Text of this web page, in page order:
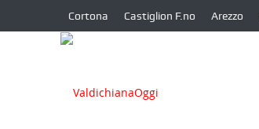
Cortona Castiglion F.no Arezzo